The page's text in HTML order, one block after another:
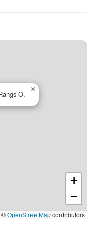
O.
×
+
−
©OpenStreetMapcontributors